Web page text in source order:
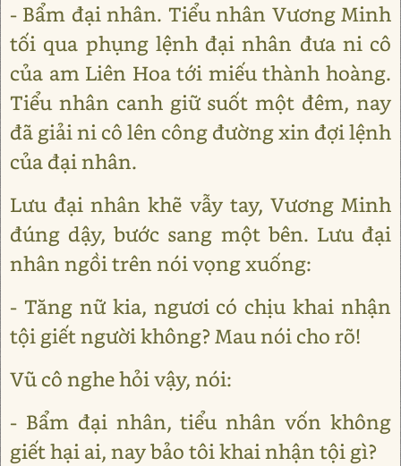
- Bẩm đại nhân. Tiểu nhân Vương Minh
tối qua phụng lệnh đại nhân đưa ni cô
của am Liên Hoa tới miếu thành hoàng.
Tiểu nhân canh giữ suốt một đêm, nay
đã giải ni cô lên công đường xin đợi lệnh
của đại nhân.
Lưu đại nhân khẽ vẫy tay, Vương Minh
đúng dậy, bước sang một bên. Lưu đại
nhân ngồi trên nói vọng xuống:
- Tăng nữ kia, ngươi có chịu khai nhận
tội giết người không? Mau nói cho rõ!
Vũ cô nghe hỏi vậy, nói:
- Bẩm đại nhân, tiểu nhân vốn không
giết hại ai, nay bảo tôi khai nhận tội gì?